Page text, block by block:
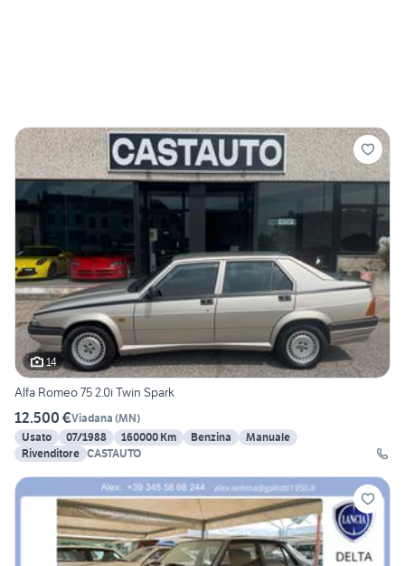
14
Alfa Romeo 75 2.0i Twin Spark
12.500 €Viadana (MN)
Usato
07/1988 160000 Km Benzina
Manuale
Rivenditore CASTAUTO